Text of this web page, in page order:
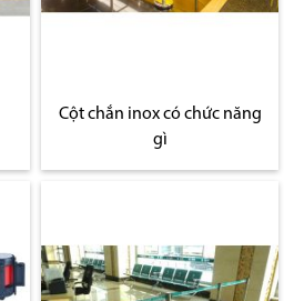
Cột chắn inox có chức năng
gì